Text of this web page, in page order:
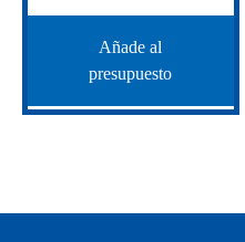
Añade al
presupuesto